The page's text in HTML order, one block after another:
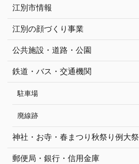
江別市情報
江別の顔づくり事業
公共施設・道路・公園
鉄道・バス・交通機関
駐車場
廃線跡
神社・お寺・春まつり秋祭り例大祭
郵便局・銀行・信用金庫